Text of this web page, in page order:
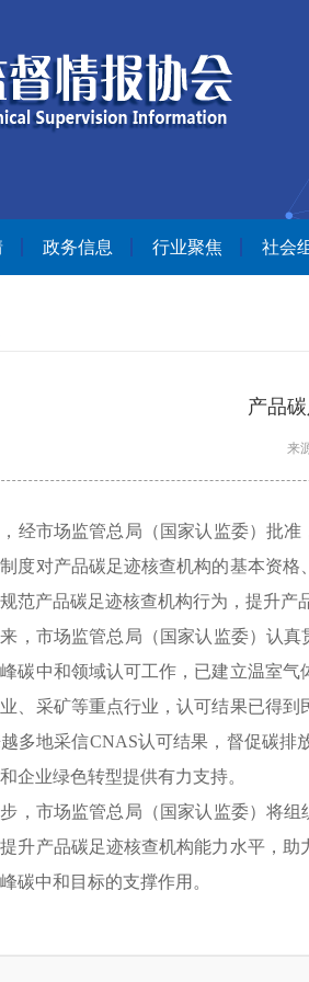
政务信息 行业聚焦 社会
产品
来
经市场监管总局（国家认监委）批
度对产品碳足迹核查机构的基本资
范产品碳足迹核查机构行为，提升产
，市场监管总局（国家认监委）认
碳中和领域认可工作，已建立温室气
、采矿等重点行业，认可结果已得
多地采信CNAS认可结果，督促碳
企业绿色转型提供有力支持。
，市场监管总局（国家认监委）将
升产品碳足迹核查机构能力水平，
碳中和目标的支撑作用。